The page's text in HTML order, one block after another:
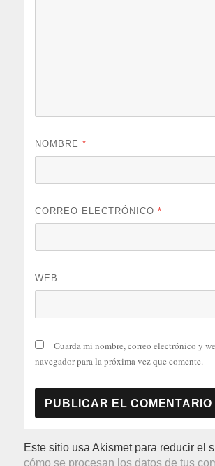
NOMBRE*
CORREO ELECTRÓNICO*
WEB
Guarda mi nombre, correo electrónico y
navegador para la próxima vez que comente.
Este sitio usa Akismet para reducir el
cómo se procesan los datos de tus